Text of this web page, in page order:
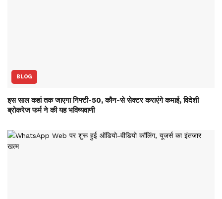
BLOG
इस साल कहां तक जाएगा निफ्टी-50, कौन-से सेक्‍टर कराएंगे कमाई, विदेशी
ब्रोकरेज फर्म ने की यह भविष्‍यवाणी